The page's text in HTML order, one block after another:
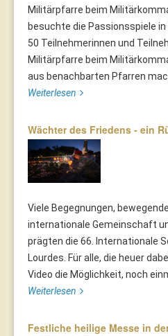
Militärpfarre beim
besuchte die Passionsspiele
50 Teilnehmerinnen und
Militärpfarre beim
aus benachbarten Pfarren
Weiterlesen
Wächter des Friedens - ein
Viele Begegnungen,
internationale Gemeinschaft
prägten die 66. Internationale
Lourdes. Für alle, die heuer
Video die Möglichkeit, noch
Weiterlesen
Festliche heilige Messe in